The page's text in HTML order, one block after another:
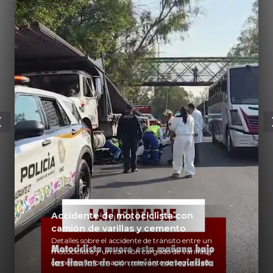
Accidente de motociclista con
camión de varillas y cemento
Detalles sobre el accidente de tránsito entre un
motociclista y un camión cargado de varillas y
cemento. Información relevante de seguridad